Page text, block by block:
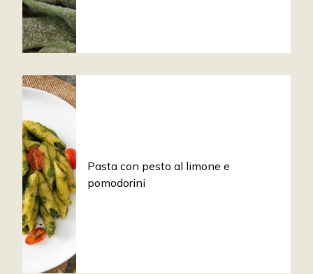
Pasta con pesto al limone e
pomodorini